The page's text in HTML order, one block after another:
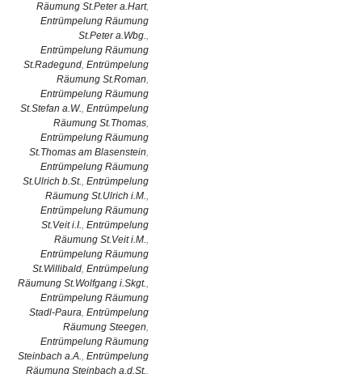
Räumung St.Peter a.Hart,
Entrümpelung Räumung
St.Peter a.Wbg.,
Entrümpelung Räumung
St.Radegund, Entrümpelung
Räumung St.Roman,
Entrümpelung Räumung
St.Stefan a.W., Entrümpelung
Räumung St.Thomas,
Entrümpelung Räumung
St.Thomas am Blasenstein,
Entrümpelung Räumung
St.Ulrich b.St., Entrümpelung
Räumung St.Ulrich i.M.,
Entrümpelung Räumung
St.Veit i.I., Entrümpelung
Räumung St.Veit i.M.,
Entrümpelung Räumung
St.Willibald, Entrümpelung
Räumung St.Wolfgang i.Skgt.,
Entrümpelung Räumung
Stadl-Paura, Entrümpelung
Räumung Steegen,
Entrümpelung Räumung
Steinbach a.A., Entrümpelung
Räumung Steinbach a.d.St.,